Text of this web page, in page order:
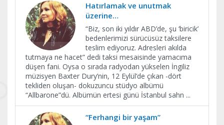
Hatırlamak ve unutmak
üzerine…
“Biz, son iki yıldır ABD’de, şu ‘biricik’
bedenlerimizi sürücüsüz taksilere
teslim ediyoruz. Adresleri akılda
tutmaya ne hacet” dedi taksi mesaisinde yamacıma
düşen fani. Oysa o sırada radyodan yükselen İngiliz
müzisyen Baxter Dury’nin, 12 Eylül’de çıkan -dört
tekliden oluşan- dokuzuncu stüdyo albümü
“Allbarone”dü. Albümün ertesi günü İstanbul sahn ...
“Ferhangi bir yaşam”